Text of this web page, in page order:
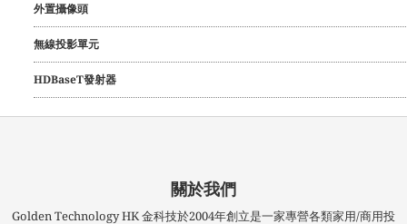
外置攝像頭
無線投影單元
HDBaseT發射器
關於我們
Golden Technology HK 金科技於2004年創立是一家專營各類家用/商用投